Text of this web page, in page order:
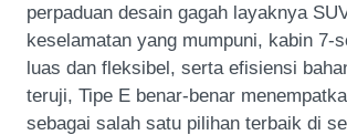
perpaduan desain gagah layaknya
keselamatan yang mumpuni, kabin 7-
luas dan fleksibel, serta efisiensi
teruji, Tipe E benar-benar
sebagai salah satu pilihan terbaik di